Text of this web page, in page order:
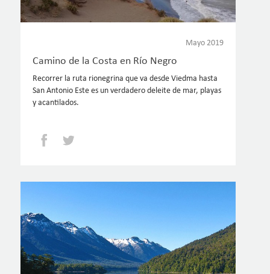
Mayo 2019
Camino de la Costa en Río Negro
Recorrer la ruta rionegrina que va desde Viedma hasta
San Antonio Este es un verdadero deleite de mar, playas
y acantilados.
Facebook